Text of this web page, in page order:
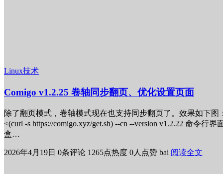
Linux技术
Comigo v1.2.25 卷轴同步翻页、优化设置页面
除了翻页模式，卷轴模式现在也支持同步翻页了。效果如下图
<(curl -s https://comigo.xyz/get.sh) --cn --version v1.2.22 命令
盒…
2026年4月19日 0条评论 1265点热度 0人点赞 bai 阅读全文